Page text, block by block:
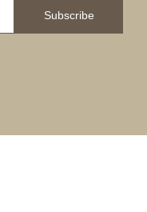
Subscribe